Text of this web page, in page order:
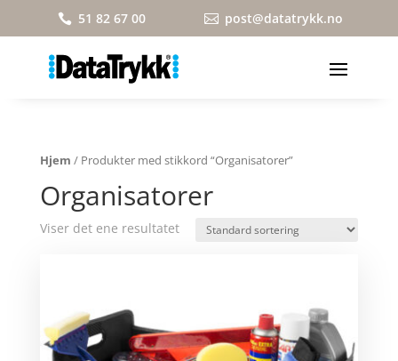
 51 82 67 00  post@datatrykk.no
Hjem / Produkter med stikkord “Organisatorer”
Organisatorer
Viser det ene resultatet